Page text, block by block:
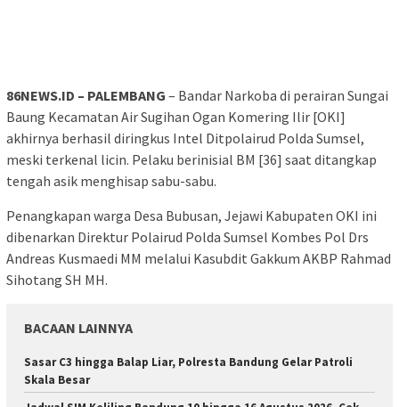
86NEWS.ID – PALEMBANG – Bandar Narkoba di perairan Sungai
Baung Kecamatan Air Sugihan Ogan Komering Ilir [OKI]
akhirnya berhasil diringkus Intel Ditpolairud Polda Sumsel,
meski terkenal licin. Pelaku berinisial BM [36] saat ditangkap
tengah asik menghisap sabu-sabu.
Penangkapan warga Desa Bubusan, Jejawi Kabupaten OKI ini
dibenarkan Direktur Polairud Polda Sumsel Kombes Pol Drs
Andreas Kusmaedi MM melalui Kasubdit Gakkum AKBP Rahmad
Sihotang SH MH.
BACAAN LAINNYA
Sasar C3 hingga Balap Liar, Polresta Bandung Gelar Patroli
Skala Besar